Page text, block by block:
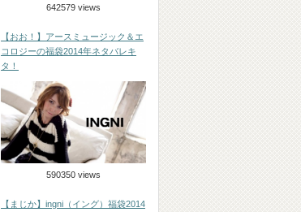
642579 views
【おお！】アースミュージック＆エ
コロジーの福袋2014年ネタバレキ
タ！
590350 views
【まじか】ingni（イング）福袋2014